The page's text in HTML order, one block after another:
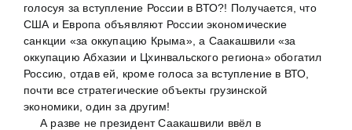
голосуя за вступление России в ВТО?! Получается, что
США и Европа объявляют России экономические
санкции «за оккупацию Крыма», а Саакашвили «за
оккупацию Абхазии и Цхинвальского региона» обогатил
Россию, отдав ей, кроме голоса за вступление в ВТО,
почти все стратегические объекты грузинской
экономики, один за другим!
А разве не президент Саакашвили ввёл в